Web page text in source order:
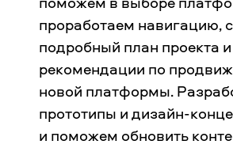
проработаем навигацию,
подробный план проекта
рекомендации по
новой платформы.
прототипы и дизайн-
и поможем обновить